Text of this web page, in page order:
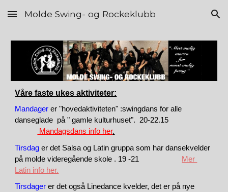
Skip to main content Skip to navigation
Molde Swing- og Rockeklubb
Våre faste ukes aktiviteter:
Mandager er "hovedaktiviteten" :swingdans for alle
danseglade på " gamle kulturhuset". 20-22.15
Mandagsdans info her.
Tirsdag er det Salsa og Latin gruppa som har dansekvelder
på molde videregående skole . 19 -21
Mer
Latin info her.
Tirsdager er det også Linedance kvelder, det er på nye